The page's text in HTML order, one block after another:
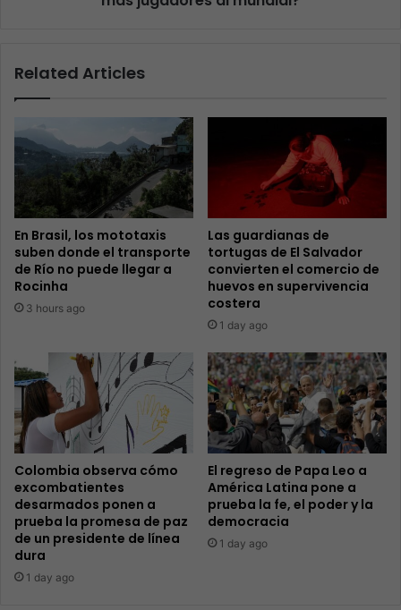
Related Articles
En Brasil, los mototaxis
suben donde el transporte
de Río no puede llegar a
Rocinha
3 hours ago
Las guardianas de
tortugas de El Salvador
convierten el comercio de
huevos en supervivencia
costera
1 day ago
Colombia observa cómo
excombatientes
desarmados ponen a
prueba la promesa de paz
de un presidente de línea
dura
1 day ago
El regreso de Papa Leo a
América Latina pone a
prueba la fe, el poder y la
democracia
1 day ago